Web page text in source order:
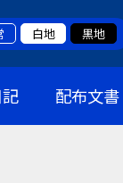
白地 黒地
配布文書